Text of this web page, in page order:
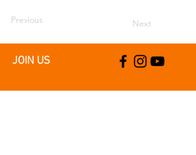
Previous Next
JOIN US